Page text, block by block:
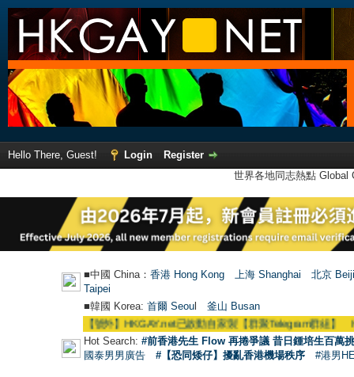
Hello There, Guest! Login
Register
世界各地同志熱點
■中國 China： 香港 Hong Kong 上海 Shanghai
北京
Taipei
■韓國 Korea: 首爾 Seoul 釜山 Busan
【號外】HKGAY.net已啟動自家製【群聚Telegram群組】
Hot Search: #前香港先生 Flow 再捲爭議 昔日鍾培生百萬
國泰男男廣告
#【恐同矮仔】擾亂香港機場秩序 #港男